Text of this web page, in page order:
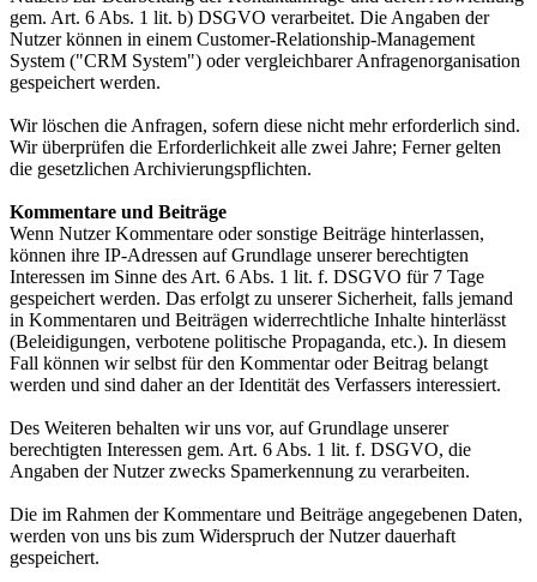
gem. Art. 6 Abs. 1 lit. b) DSGVO verarbeitet. Die Angaben der
Nutzer können in einem Customer-Relationship-Management
System ("CRM System") oder vergleichbarer Anfragenorganisation
gespeichert werden.
Wir löschen die Anfragen, sofern diese nicht mehr erforderlich sind.
Wir überprüfen die Erforderlichkeit alle zwei Jahre; Ferner gelten
die gesetzlichen Archivierungspflichten.
Kommentare und Beiträge
Wenn Nutzer Kommentare oder sonstige Beiträge hinterlassen,
können ihre IP-Adressen auf Grundlage unserer berechtigten
Interessen im Sinne des Art. 6 Abs. 1 lit. f. DSGVO für 7 Tage
gespeichert werden. Das erfolgt zu unserer Sicherheit, falls jemand
in Kommentaren und Beiträgen widerrechtliche Inhalte hinterlässt
(Beleidigungen, verbotene politische Propaganda, etc.). In diesem
Fall können wir selbst für den Kommentar oder Beitrag belangt
werden und sind daher an der Identität des Verfassers interessiert.
Des Weiteren behalten wir uns vor, auf Grundlage unserer
berechtigten Interessen gem. Art. 6 Abs. 1 lit. f. DSGVO, die
Angaben der Nutzer zwecks Spamerkennung zu verarbeiten.
Die im Rahmen der Kommentare und Beiträge angegebenen Daten,
werden von uns bis zum Widerspruch der Nutzer dauerhaft
gespeichert.